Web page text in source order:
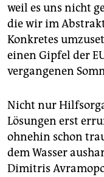
weil es uns nicht
die wir im
Konkretes
einen Gipfel der
vergangenen
Nicht nur
Lösungen erst
ohnehin schon
dem Wasser
Dimitris